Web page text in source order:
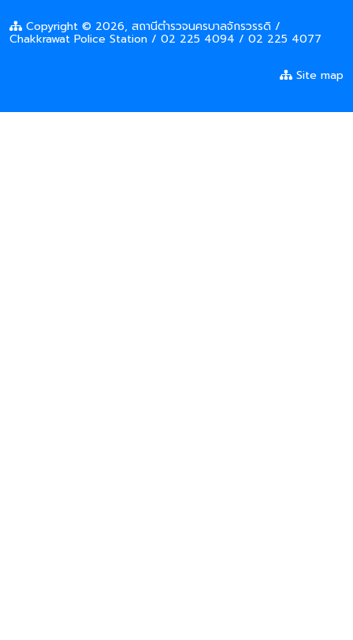
Copyright © 2026, สถานีตำรวจนครบาลจักรวรรดิ /
Chakkrawat Police Station / 02 225 4094 / 02 225 4077
Site map